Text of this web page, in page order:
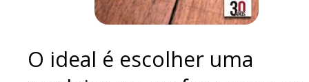
O ideal é escolher uma